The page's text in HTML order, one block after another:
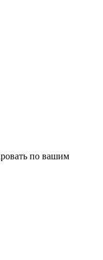
по вашим